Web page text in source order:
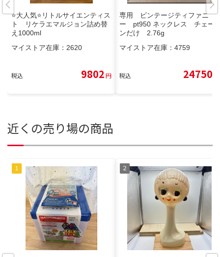
⭐️大人気⭐️リトルサイエンティス
ト リケラエマルジョン詰め替
え1000ml
マイストア在庫： 2620
税込 9802円
専用 ビンテージティファニ
ー pt950 ネックレス チェー
ンだけ 2.76g
マイストア在庫： 4759
税込 24750
近くの売り場の商品